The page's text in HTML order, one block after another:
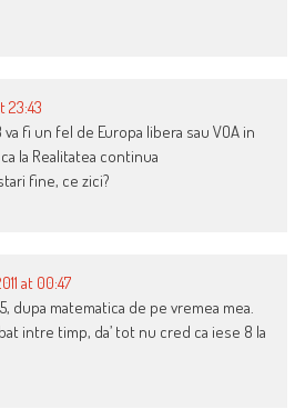
23:43
fi un fel de Europa libera sau VOA in
la Realitatea continua
fine, ce zici?
at 00:47
dupa matematica de pe vremea mea.
intre timp, da’ tot nu cred ca iese 8 la